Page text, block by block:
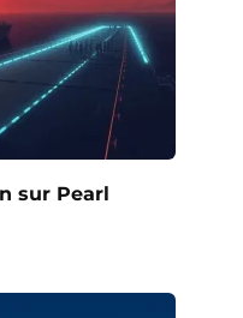
sur Pearl